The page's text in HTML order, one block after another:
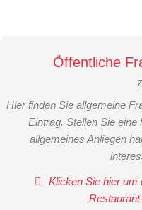
Öffentliche
Hier finden Sie allgemeine
Eintrag. Stellen Sie eine
allgemeines Anliegen
Klicken Sie hier um